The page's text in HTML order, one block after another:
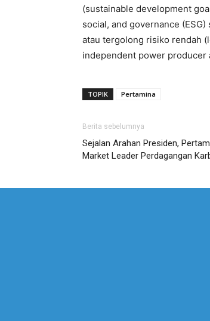
(sustainable development
social, and governance
atau tergolong risiko rendah
independent power producer
TOPIK Pertamina
Berita sebelumnya
Sejalan Arahan Presiden,
Market Leader Perdagangan